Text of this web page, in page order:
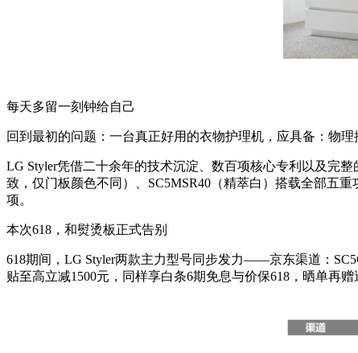
每天多留一刻钟给自己
回到最初的问题：一台真正好用的衣物护理机，应具备：物
LG Styler凭借二十余年的技术沉淀、数百项核心专利以及完
致，仅门板颜色不同）、SC5MSR40（精萃白）搭载全部五
项。
本次618，和熨烫板正式告别
618期间，LG Styler两款主力型号同步发力——京东渠道：
贴至高立减1500元，同样享白条6期免息与价保618，晒单再